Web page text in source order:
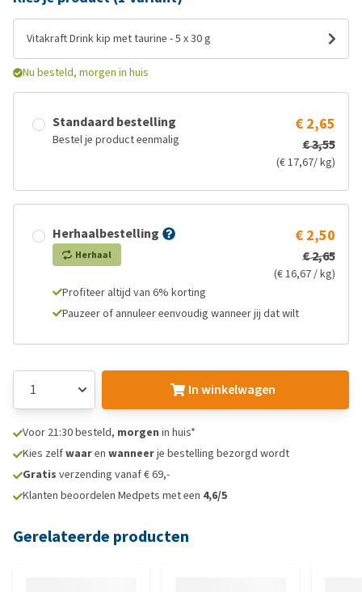
Vitakraft Drink kip met taurine - 5 x 30 g
Nu besteld, morgen in huis
Standaard bestelling
Bestel je product eenmalig
€ 2,65
€ 3,55
(€ 17,67/ kg)
Herhaalbestelling
Herhaal
€ 2,50
€ 2,65
(€ 16,67 / kg)
Profiteer altijd van 6% korting
Pauzeer of annuleer eenvoudig wanneer jij dat wilt
In winkelwagen
Voor 21:30 besteld, morgen in huis*
Kies zelfwaaren wanneerje bestelling bezorgd wordt
Gratis verzending vanaf € 69,-
Klanten beoordelen Medpets met een 4,6/5
Gerelateerde producten